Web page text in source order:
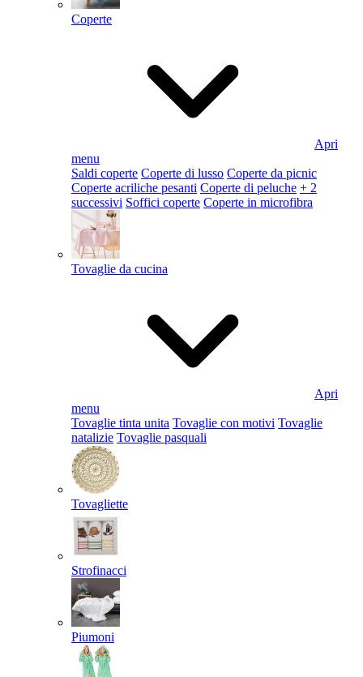
Coperte
Apri
menu
Saldi coperte Coperte di lusso Coperte da picnic
Coperte acriliche pesanti Coperte di peluche + 2
successivi Soffici coperte Coperte in microfibra
Tovaglie da cucina
Apri
menu
Tovaglie tinta unita Tovaglie con motivi Tovaglie
natalizie Tovaglie pasquali
Tovagliette
Strofinacci
Piumoni